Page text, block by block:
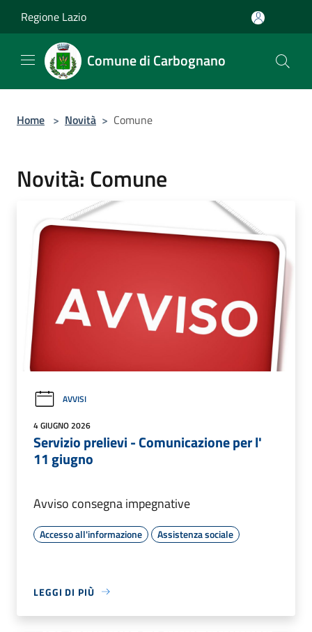
Regione Lazio
Comune di Carbognano
Home > Novità > Comune
Novità: Comune
AVVISI
4 GIUGNO 2026
Servizio prelievi - Comunicazione per l'
11 giugno
Avviso consegna impegnative
Accesso all'informazione Assistenza sociale
LEGGI DI PIÙ